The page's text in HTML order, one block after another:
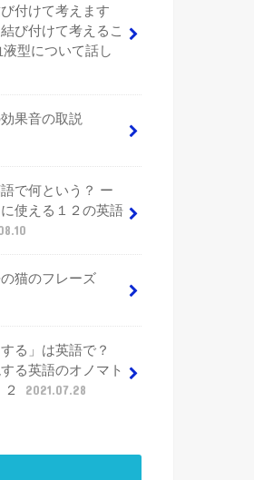
付けて考えます
び付けて考えるこ
型について話し
果音の取説
で何という？ ー
使える１２の英語
猫のフレーズ
する」は英語で？
る英語のオノマト
2021.07.28